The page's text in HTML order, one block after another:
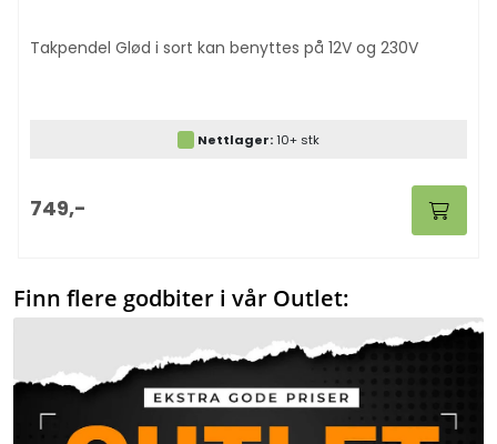
Takpendel Glød i sort kan benyttes på 12V og 230V
Nettlager:10+ stk
749,-
Finn flere godbiter i vår Outlet: